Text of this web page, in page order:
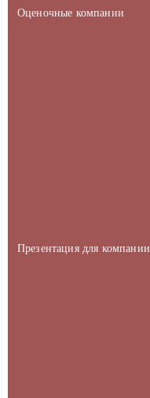
Оценочные компании
Презентация для компании